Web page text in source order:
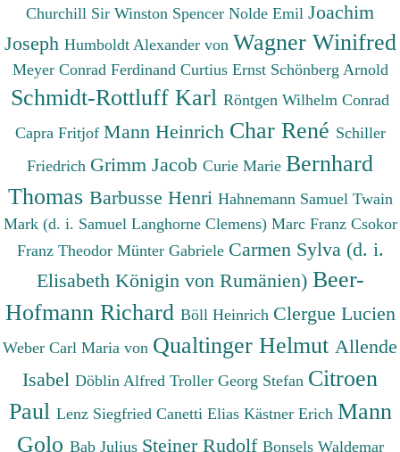
Churchill Sir Winston Spencer Nolde Emil Joachim
Joseph Humboldt Alexander von Wagner Winifred
Meyer Conrad Ferdinand Curtius Ernst Schönberg Arnold
Schmidt-Rottluff Karl Röntgen Wilhelm Conrad
Capra Fritjof Mann Heinrich Char René Schiller
Friedrich Grimm Jacob Curie Marie Bernhard
Thomas Barbusse Henri Hahnemann Samuel Twain
Mark (d. i. Samuel Langhorne Clemens) Marc Franz Csokor
Franz Theodor Münter Gabriele Carmen Sylva (d. i.
Elisabeth Königin von Rumänien) Beer-
Hofmann Richard Böll Heinrich Clergue Lucien
Weber Carl Maria von Qualtinger Helmut Allende
Isabel Döblin Alfred Troller Georg Stefan Citroen
Paul Lenz Siegfried Canetti Elias Kästner Erich Mann
Golo Bab Julius Steiner Rudolf Bonsels Waldemar